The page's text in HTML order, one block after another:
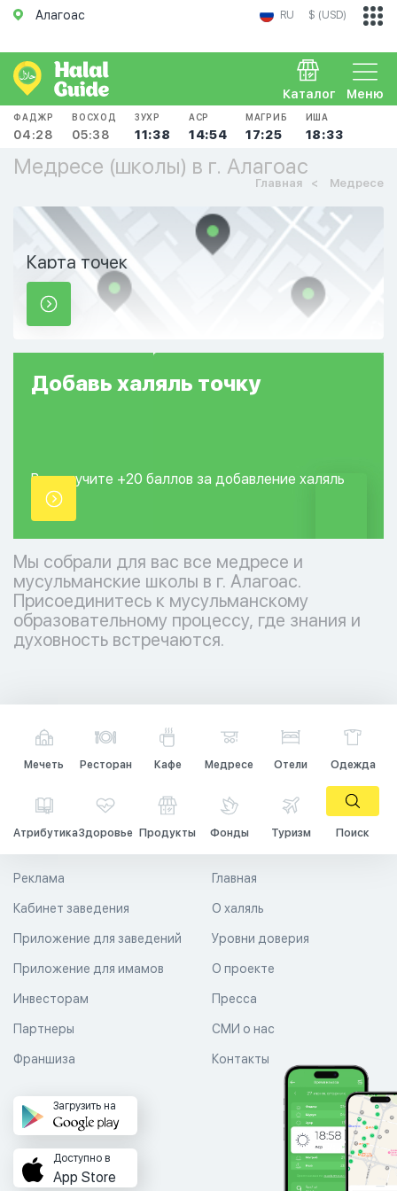
Алагоас RU $ (USD)
Меню
Каталог
ФАДЖР
04:28
ВОСХОД
05:38
ЗУХР
11:38
АСР
14:54
МАГРИБ
17:25
ИША
18:33
Медресе (школы) в г. Алагоас
Главная Медресе
Карта точек
Добавь халяль точку
Вы получите +20 баллов за добавление халяль
точки.
Мы собрали для вас все медресе и
мусульманские школы в г. Алагоас.
Присоединитесь к мусульманскому
образовательному процессу, где знания и
духовность встречаются.
Мечеть Ресторан Кафе Медресе Отели Одежда
АтрибутикаЗдоровье Продукты Фонды Туризм Поиск
Главная
О халяль
Уровни доверия
Реклама
Кабинет заведения
Приложение для заведений
Приложение для имамов О проекте
Пресса
СМИ о нас
Контакты
Инвесторам
Партнеры
Франшиза
Загрузить на
Доступно в
App Store